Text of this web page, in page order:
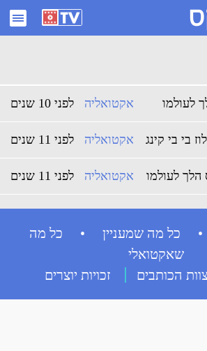
לעולמו לפני 10 שנים אקטואליה
בי בי קינג לפני 11 שנים אקטואליה
לעולמו לפני 11 שנים אקטואליה
כל מה שמעניין • כל מה
שאקטואלי
הכותבים
זכויות יוצרים